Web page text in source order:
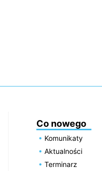
Co nowego
Komunikaty
Aktualności
Terminarz